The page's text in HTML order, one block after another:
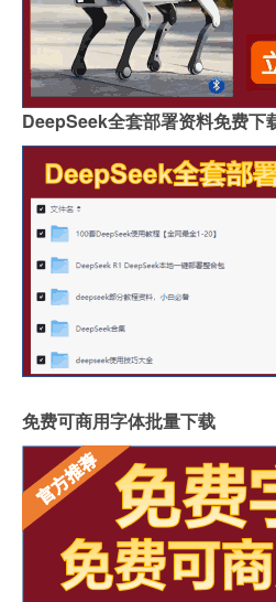
DeepSeek全套部署资料免费下
免费可商用字体批量下载